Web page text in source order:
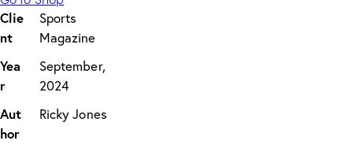
Clie
nt
Sports
Magazine
Yea
r
September,
2024
Aut
hor
Ricky Jones